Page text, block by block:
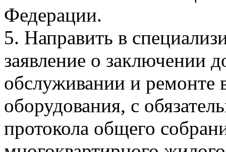
Федерации.
5. Направить в
заявление о заключении
обслуживании и ремонте
оборудования, с
протокола общего